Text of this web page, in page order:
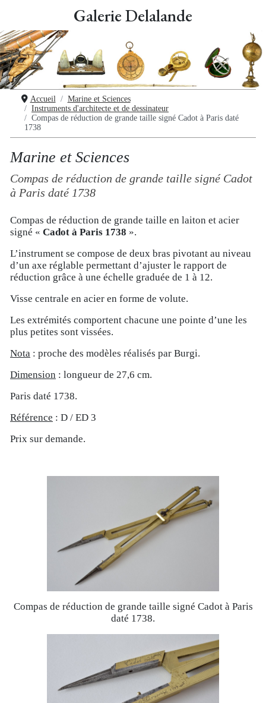
Galerie Delalande
Accueil
Marine et Sciences
Instruments d'architecte et de dessinateur
Compas de réduction de grande taille signé Cadot à Paris daté
1738
Marine et Sciences
Compas de réduction de grande taille signé Cadot
à Paris daté 1738
Compas de réduction de grande taille en laiton et acier
signé «Cadot à Paris 1738 ».
L’instrument se compose de deux bras pivotant au niveau
d’un axe réglable permettant d’ajuster le rapport de
réduction grâce à une échelle graduée de 1 à 12.
Visse centrale en acier en forme de volute.
Les extrémités comportent chacune une pointe d’une les
plus petites sont vissées.
Nota : proche des modèles réalisés par Burgi.
Dimension : longueur de 27,6 cm.
Paris daté 1738.
Référence : D / ED 3
Prix sur demande.
Compas de réduction de grande taille signé Cadot à Paris
daté 1738.